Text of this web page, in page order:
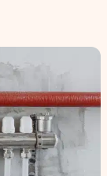
skaičiuoklė